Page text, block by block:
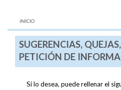
AQUÍ:
INICIO
SUGERENCIAS,
PETICIÓN DE
Si lo desea, puede rellenar el